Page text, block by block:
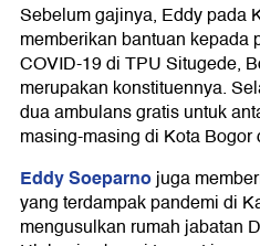
Sebelum gajinya, Eddy pada
memberikan bantuan kepada
COVID-19 di TPU Situgede,
merupakan konstituennya.
dua ambulans gratis untuk
masing-masing di Kota
Eddy Soeparnojuga
yang terdampak pandemi di
mengusulkan rumah jabatan